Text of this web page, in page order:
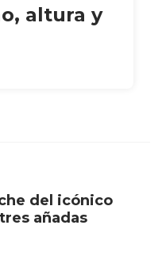
altura y
del icónico
añadas